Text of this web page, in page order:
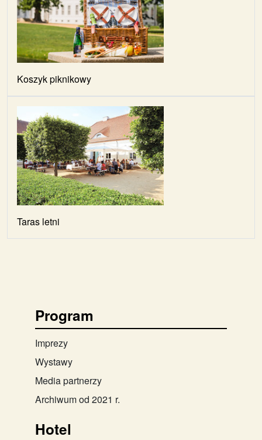
Koszyk piknikowy
Taras letni
Program
Imprezy
Wystawy
Media partnerzy
Archiwum od 2021 r.
Hotel